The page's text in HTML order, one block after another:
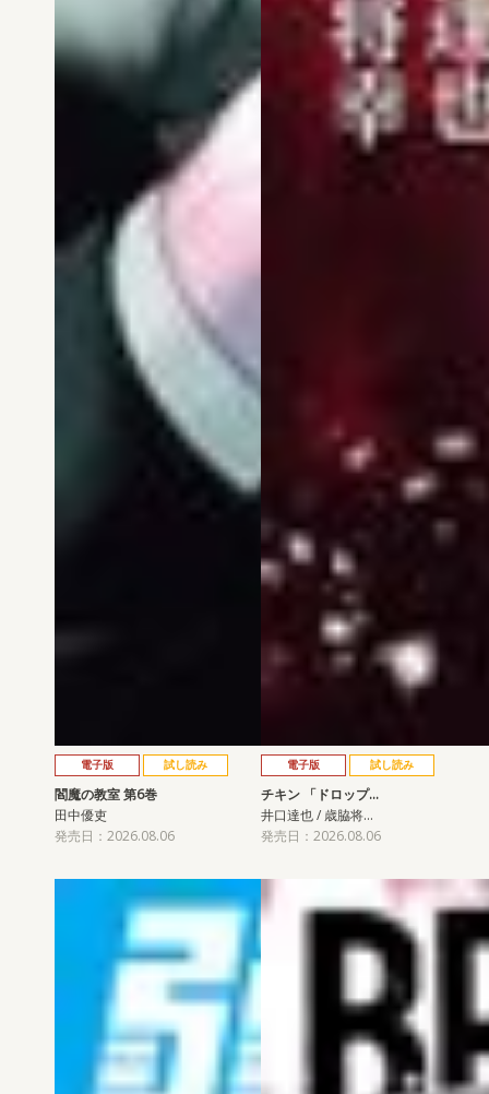
電子版 試し読み
閻魔の教室 第6巻
田中優吏
発売日：2026.08.06
電子版 試し読み
チキン 「ドロップ…
井口達也 / 歳脇将…
発売日：2026.08.06